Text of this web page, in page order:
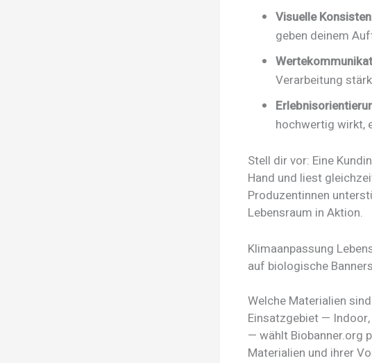
Visuelle
geben deinem
Verarbeitung
hochwertig wirkt,
Stell dir vor: Eine
Hand und liest
Produzentinnen
Lebensraum in Aktion.
Klimaanpassung
auf biologische
Welche Materialien
Einsatzgebiet —
— wählt Biobanner.org
Materialien und ihrer